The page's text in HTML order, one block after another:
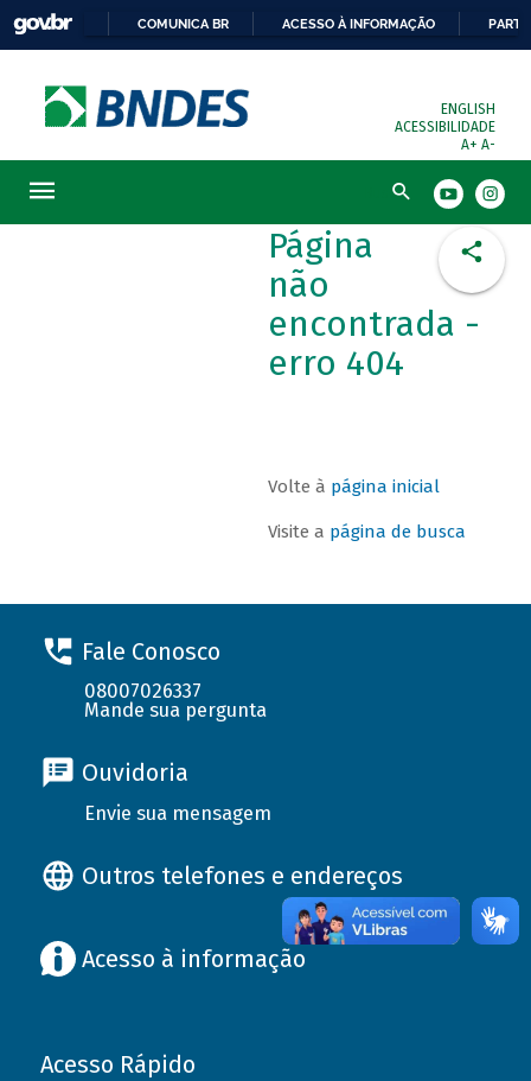
COMUNICA BR ACESSO À INFORMAÇÃO
ENGLISH
ACESSIBILIDADE
A+ A-
Busca
Página
não
encontrada -
erro 404
Volte à página inicial
Visite a página de busca
Fale Conosco
08007026337
Mande sua pergunta
Ouvidoria
Envie sua mensagem
Outros telefones e endereços
Acesso à informação
Acesso Rápido